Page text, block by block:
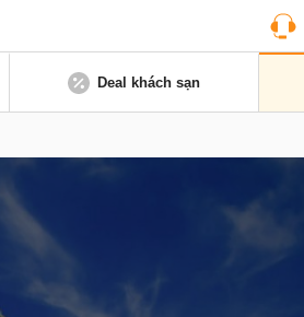
Deal khách sạn